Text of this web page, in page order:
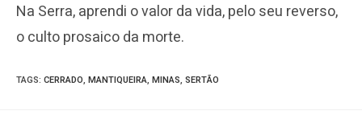
Na Serra, aprendi o valor da vida, pelo seu reverso,
o culto prosaico da morte.
TAGS: CERRADO, MANTIQUEIRA, MINAS, SERTÃO